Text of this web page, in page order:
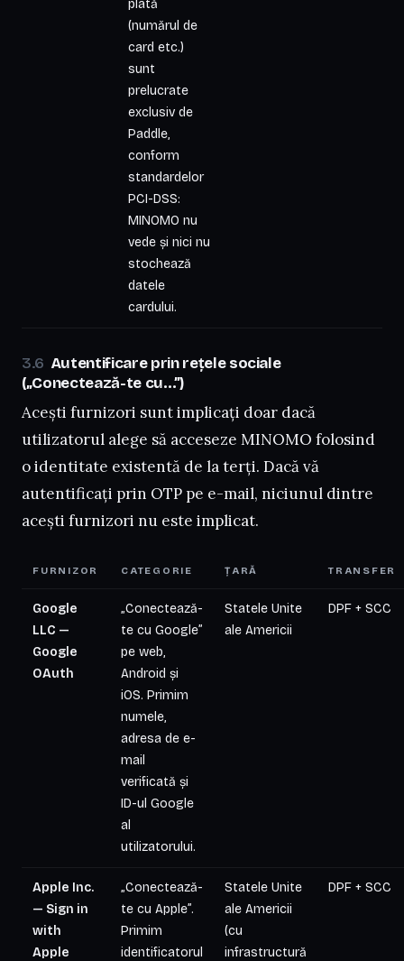
plată
(numărul de
card etc.)
sunt
prelucrate
exclusiv de
Paddle,
conform
standardelor
PCI-DSS:
MINOMO nu
vede și nici nu
stochează
datele
cardului.
Autentificare prin rețele sociale
(„Conectează-te cu…”)
Acești furnizori sunt implicați doar dacă
utilizatorul alege să acceseze MINOMO folosind
o identitate existentă de la terți. Dacă vă
autentificați prin OTP pe e-mail, niciunul dintre
acești furnizori nu este implicat.
FURNIZOR CATEGORIE ȚARĂ TRANSFER
Google
LLC —
Google
OAuth
„Conectează-
te cu Google”
pe web,
Android și
iOS. Primim
numele,
adresa de e-
mail
verificată și
ID-ul Google
al
utilizatorului.
Statele Unite
ale Americii
DPF + SCC
Apple Inc.
— Sign in
with
Apple
„Conectează-
te cu Apple”.
Primim
identificatorul
Statele Unite
ale Americii
(cu
infrastructură
DPF + SCC